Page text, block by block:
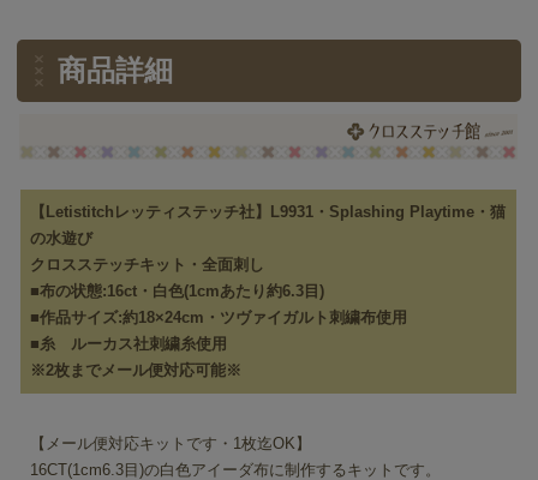
商品詳細
【Letistitchレッティステッチ社】L9931・Splashing Playtime・猫
の水遊び
クロスステッチキット・全面刺し
■布の状態:16ct・白色(1cmあたり約6.3目)
■作品サイズ:約18×24cm・ツヴァイガルト刺繍布使用
■糸 ルーカス社刺繍糸使用
※2枚までメール便対応可能※
【メール便対応キットです・1枚迄OK】
16CT(1cm6.3目)の白色アイーダ布に制作するキットです。